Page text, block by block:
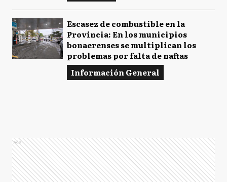
Escasez de combustible en la
Provincia: En los municipios
bonaerenses se multiplican los
problemas por falta de naftas
Información General
Ads